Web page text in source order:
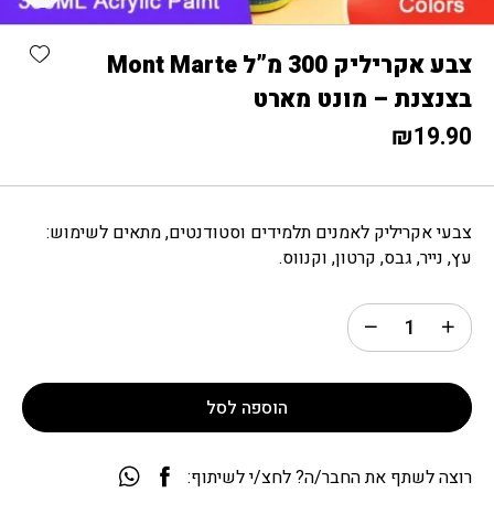
צבע אקריליק 300 מ”ל Mont Marte
בצנצנת – מונט מארט
₪19.90
צבעי אקריליק לאמנים תלמידים וסטודנטים, מתאים לשימוש:
עץ, נייר, גבס, קרטון, וקנווס.
הוספה לסל
רוצה לשתף את החבר/ה? לחצ/י לשיתוף: